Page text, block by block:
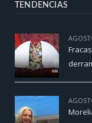
TENDENCIAS